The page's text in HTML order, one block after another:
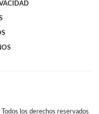
Todos los derechos reservados